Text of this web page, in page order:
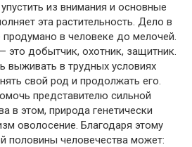
из внимания и основные
эта растительность. Дело в
в человеке до мелочей.
это добытчик, охотник, защитник.
выживать в трудных условиях
свой род и продолжать его.
представителю сильной
в этом, природа генетически
оволосение. Благодаря этому
половины человечества может: